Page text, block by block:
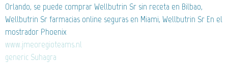
Orlando, se puede comprar Wellbutrin Sr sin receta en Bilbao,
Wellbutrin Sr farmacias online seguras en Miami, Wellbutrin Sr En el
mostrador Phoenix
www.jmeoregioteams.nl
generic Suhagra